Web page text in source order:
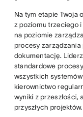
Na tym etapie Twoja
z poziomu trzeciego
na poziomie
procesy
dokumentację.
standardowe
wszystkich
kierownictwo
wyniki z
przyszłych projektów.